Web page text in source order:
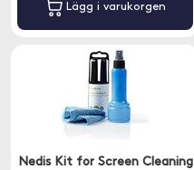
Lägg i varukorgen
Nedis Kit for Screen Cleaning